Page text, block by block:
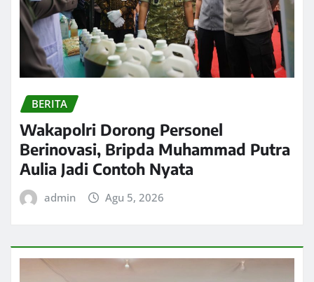
BERITA
Wakapolri Dorong Personel
Berinovasi, Bripda Muhammad Putra
Aulia Jadi Contoh Nyata
admin Agu 5, 2026